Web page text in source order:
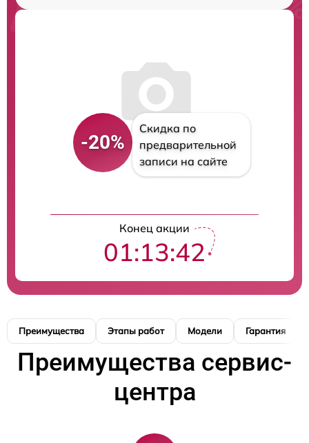
-20%
Скидка по
предварительной
записи на сайте
Конец акции
01:13:42
Преимущества Этапы работ Модели Гарантия
Преимущества сервис-
центра